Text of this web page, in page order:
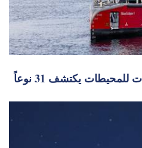
فريق بحثي من معهد شميدت للمحيطات يكتشف 31 نوعاً